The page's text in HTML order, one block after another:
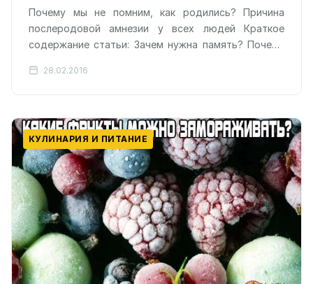
Почему мы не помним, как родились? Причина
послеродовой амнезии у всех людей Краткое
содержание статьи: Зачем нужна память? Почему
28.02.2016
КУЛИНАРИЯ И ПИТАНИЕ